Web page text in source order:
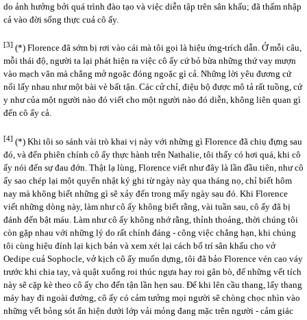
do ảnh hưởng bởi quá trình đào tạo và việc diễn tập trên sân khấu; đã thấm nhập
cả vào đời sống thực cuả cô ấy.
[3] (*) Florence đã sớm bị rơi vào cái mà tôi gọi là hiệu ứng-trích dẫn. Ở mỗi câu,
mỗi thái độ, người ta lại phát hiện ra việc cô ấy cứ bỏ bừa những thứ vay mượn
vào mạch văn mà chẳng mở ngoặc đóng ngoặc gì cả. Những lời yêu đương cứ
nối lấy nhau như một bài vè bất tận. Các cử chỉ, điệu bộ được mô tả rất tuồng, cứ
y như của một người nào đó viết cho một người nào đó diễn, không liên quan gì
đến cô ấy cả.
[4] (*) Khi tôi so sánh vài trò khai vị này với những gì Florence đã chiụ đựng sau
đó, và đến phiên chính cô ấy thực hành trên Nathalie, tôi thấy có hơi quá, khi cô
ấy nói đến sự đau đớn. Thật lạ lùng, Florence viết như đây là lần đầu tiên, như cô
ấy sao chép lại một quyển nhật ký ghi từ ngày này qua tháng nọ, chỉ biết hôm
nay mà không biết những gì sẽ xảy đến trong mấy ngày sau đó. Khi Florence
viết những dòng này, làm như cô ấy không biết rằng, vài tuần sau, cô ấy đã bị
đánh đến bật máu. Làm như cô ấy không nhớ rằng, thỉnh thoảng, thời chúng tôi
còn gặp nhau với những lý do rất chính đáng - công việc chẳng hạn, khi chúng
tôi cùng hiệu đính lại kịch bản và xem xét lại cách bố trí sân khấu cho vở
Oedipe cuả Sophocle, vở kịch cô ấy muốn dựng, tôi đã bảo Florence vén cao váy
trước khi chia tay, và quật xuống roi thúc ngựa hay roi gân bò, để những vết tích
này sẽ cặp kè theo cô ấy cho đến tận lần hẹn sau. Để khi lên cầu thang, lấy thang
máy hay đi ngoài đường, cô ấy có cảm tưởng mọi người sẽ chòng chọc nhìn vào
những vết bỏng sót ẩn hiện dưới lớp vải mỏng đang mặc trên người - cảm giác